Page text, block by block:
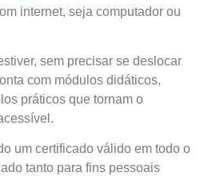
internet, seja computador ou
sem precisar se deslocar
com módulos didáticos,
práticos que tornam o
um certificado válido em todo o
tanto para fins pessoais